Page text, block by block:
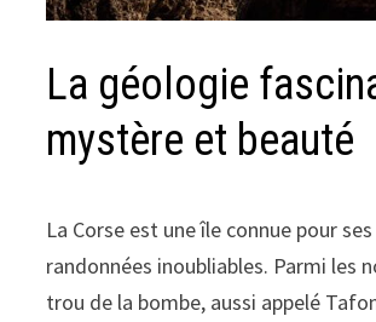
La géologie
mystère et beauté
La Corse est une île connue pour
randonnées inoubliables. Parmi les
trou de la bombe, aussi appelé